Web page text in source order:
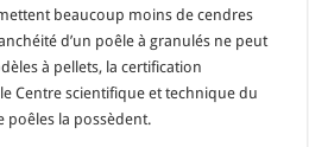
beaucoup moins de cendres
d’un poêle à granulés ne peut
à pellets, la certification
Centre scientifique et technique du
poêles la possèdent.